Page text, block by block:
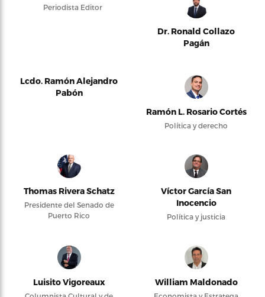
Periodista Editor
Dr. Ronald Collazo
Pagán
Lcdo. Ramón Alejandro
Pabón
Ramón L. Rosario Cortés
Política y derecho
Thomas Rivera Schatz
Presidente del Senado de
Puerto Rico
Víctor García San
Inocencio
Política y justicia
Luisito Vigoreaux William Maldonado